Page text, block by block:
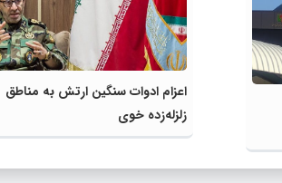
اعزام ادوات سنگین ارتش به مناطق
زلزله‌زده خوی